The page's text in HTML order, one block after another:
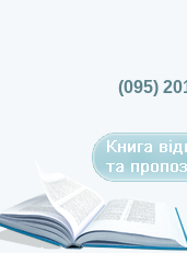
(095)